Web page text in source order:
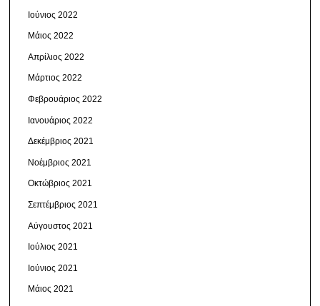
Ιούνιος 2022
Μάιος 2022
Απρίλιος 2022
Μάρτιος 2022
Φεβρουάριος 2022
Ιανουάριος 2022
Δεκέμβριος 2021
Νοέμβριος 2021
Οκτώβριος 2021
Σεπτέμβριος 2021
Αύγουστος 2021
Ιούλιος 2021
Ιούνιος 2021
Μάιος 2021